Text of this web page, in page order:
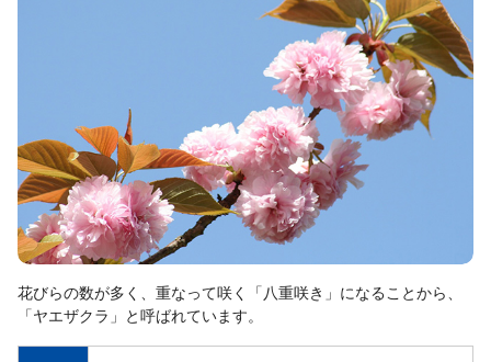
花びらの数が多く、重なって咲く「八重咲き」になることから、
「ヤエザクラ」と呼ばれています。